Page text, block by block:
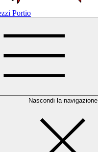
Portio
Nascondi la navigazione